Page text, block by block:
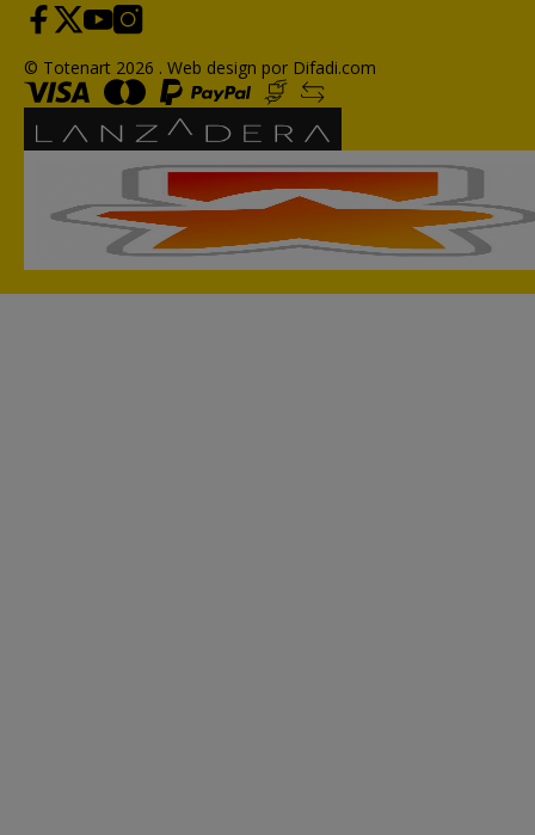
© Totenart 2026 . Web design por Difadi.com